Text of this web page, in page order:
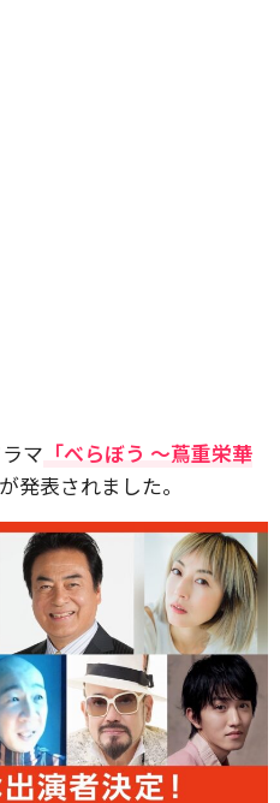
マ 「べらぼう ～蔦重栄華
発表されました。